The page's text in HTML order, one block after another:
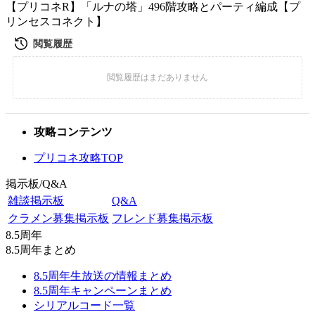
【プリコネR】「ルナの塔」496階攻略とパーティ編成【プ
リンセスコネクト】
攻略コンテンツ
プリコネ攻略TOP
掲示板/Q&A
雑談掲示板
Q&A
クラメン募集掲示板 フレンド募集掲示板
8.5周年
8.5周年まとめ
8.5周年生放送の情報まとめ
8.5周年キャンペーンまとめ
シリアルコード一覧